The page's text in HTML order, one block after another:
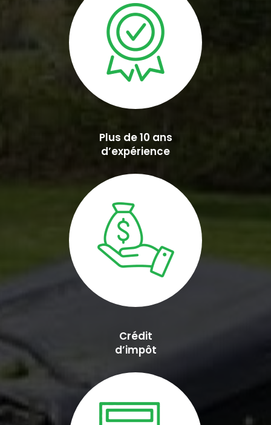
Plus de 10 ans
d’expérience
Crédit
d’impôt